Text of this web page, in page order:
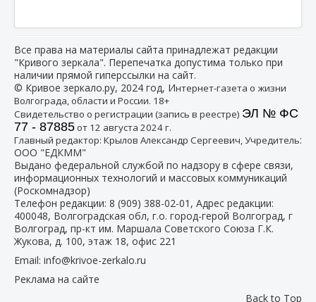
Все права на материалы сайта принадлежат редакции
"Кривого зеркала". Перепечатка допустима только при
наличии прямой гиперссылки на сайт.
© Кривое зеркало.ру, 2024 год, Интернет-газета о жизни
Волгограда, области и России. 18+
Свидетельство о регистрации (запись в реестре) ЭЛ № ФС
77 - 87885от 12 августа 2024 г.
Главный редактор: Крылов Александр Сергеевич, Учредитель:
ООО "ЕДКММ"
Выдано федеральной службой по надзору в сфере связи,
информационных технологий и массовых коммуникаций
(Роскомнадзор)
Телефон редакции: 8 (909) 388-02-01 , Адрес редакции:
400048, Волгоградская обл, г.о. город-герой Волгоград, г
Волгоград, пр-кт им. Маршала Советского Союза Г.К.
Жукова, д. 100, этаж 18, офис 221
Email: info@krivoe-zerkalo.ru
Реклама на сайте
Back to Top